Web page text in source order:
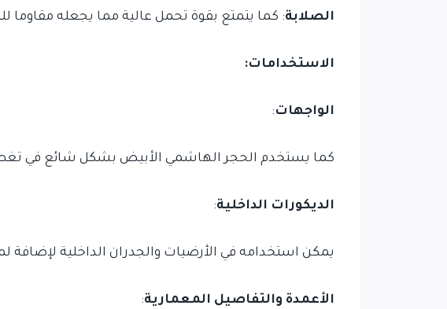
الصلابة: كما يتمتع بقوة تحمل عالية مما يجعله مقاوما
الاستخدامات:
الواجهات:
كما يستخدم الحجر الهاشمي الأبيض بشكل شائع في
الديكورات الداخلية:
يمكن استخدامه في الأرضيات والجدران الداخلية
الأعمدة والتفاصيل المعمارية: